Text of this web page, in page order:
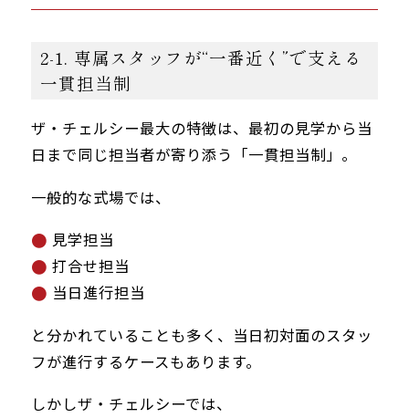
2-1. 専属スタッフが“一番近く”で支える
一貫担当制
ザ・チェルシー最大の特徴は、最初の見学から当
日まで同じ担当者が寄り添う「一貫担当制」。
一般的な式場では、
見学担当
打合せ担当
当日進行担当
と分かれていることも多く、当日初対面のスタッ
フが進行するケースもあります。
しかしザ・チェルシーでは、